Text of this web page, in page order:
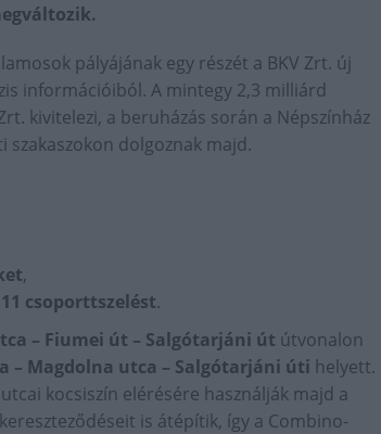
pályájának egy részét a BKV Zrt. új
információiból. A mintegy 2,3 milliárd
kivitelezi, a beruházás során a Népszínház
dolgoznak majd.
,
11 csoporttszelést.
– Fiumei út – Salgótarjáni út útvonalon
– Magdolna utca – Salgótarjáni úti helyett.
kocsiszín elérésére használják majd a
is átépítik, így a Combino-